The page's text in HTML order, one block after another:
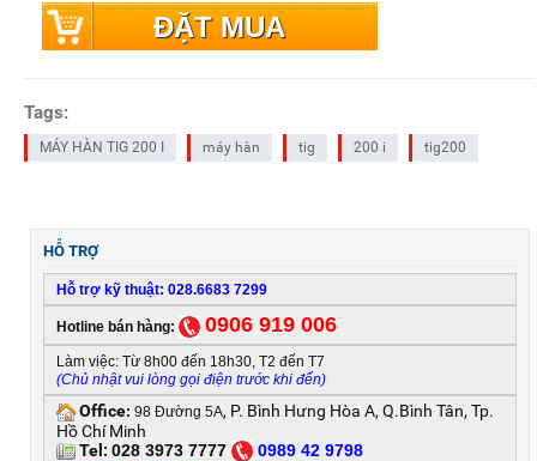
ĐẶT MUA
Tags:
MÁY HÀN TIG 200 I máy hàn tig 200 i tig200
HỖ TRỢ
Hỗ trợ kỹ thuật: 028.6683 7299
Hotline bán hàng: 0906 919 006
Làm việc: Từ 8h00 đến 18h30, T2 đến T7
(Chủ nhật vui lòng gọi điện trước khi đến)
Office: 98 Đường 5A, P. Bình Hưng Hòa A, Q.Bình Tân, Tp.
Hồ Chí Minh
Tel: 028 3973 7777 0989 42 9798